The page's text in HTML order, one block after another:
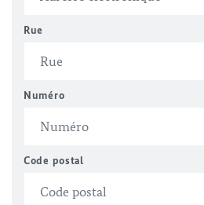
Rue
Numéro
Code postal